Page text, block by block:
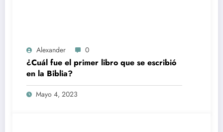
Alexander 0
¿Cuál fue el primer libro que se escribió
en la Biblia?
Mayo 4, 2023